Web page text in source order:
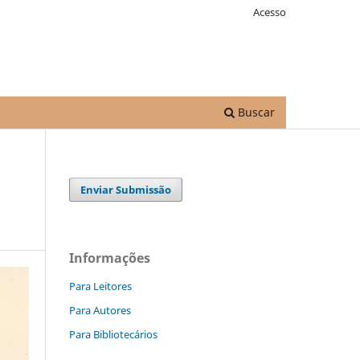
Buscar
Acesso
Enviar Submissão
Informações
Para Leitores
Para Autores
Para Bibliotecários